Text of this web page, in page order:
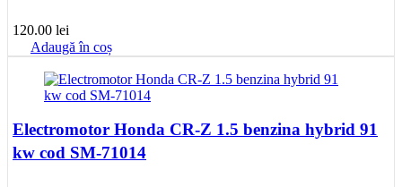
120.00 lei
Adaugă în coș
Electromotor Honda CR-Z 1.5 benzina hybrid 91
kw cod SM-71014